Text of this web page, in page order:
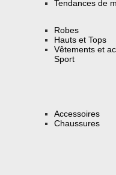
Tendances de
Robes
Hauts et Tops
Vêtements et
Sport
Accessoires
Chaussures